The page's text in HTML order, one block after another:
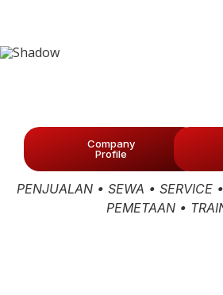
Company
Profile
PENJUALAN • SEWA • SERVICE
PEMETAAN •